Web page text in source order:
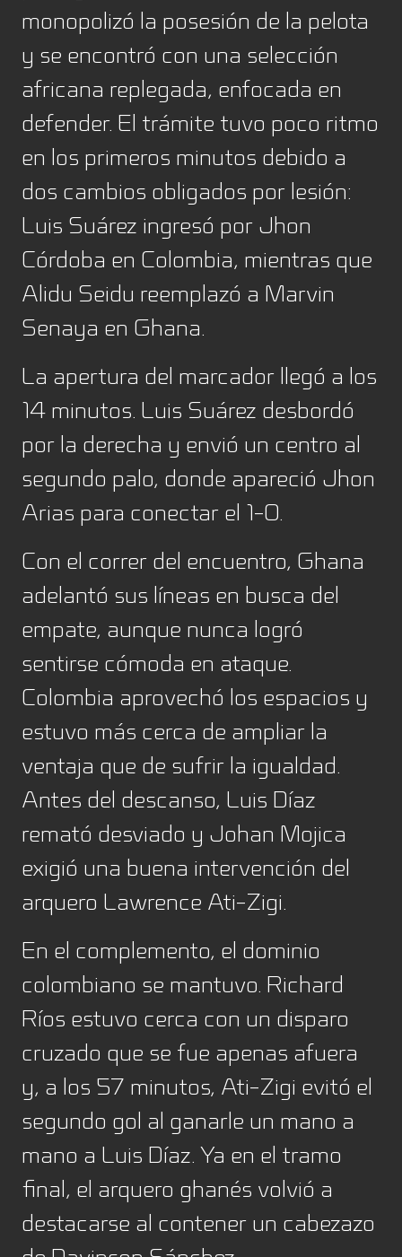
monopolizó la posesión de la pelota
y se encontró con una selección
africana replegada, enfocada en
defender. El trámite tuvo poco ritmo
en los primeros minutos debido a
dos cambios obligados por lesión:
Luis Suárez ingresó por Jhon
Córdoba en Colombia, mientras que
Alidu Seidu reemplazó a Marvin
Senaya en Ghana.
La apertura del marcador llegó a los
14 minutos. Luis Suárez desbordó
por la derecha y envió un centro al
segundo palo, donde apareció Jhon
Arias para conectar el 1-0.
Con el correr del encuentro, Ghana
adelantó sus líneas en busca del
empate, aunque nunca logró
sentirse cómoda en ataque.
Colombia aprovechó los espacios y
estuvo más cerca de ampliar la
ventaja que de sufrir la igualdad.
Antes del descanso, Luis Díaz
remató desviado y Johan Mojica
exigió una buena intervención del
arquero Lawrence Ati-Zigi.
En el complemento, el dominio
colombiano se mantuvo. Richard
Ríos estuvo cerca con un disparo
cruzado que se fue apenas afuera
y, a los 57 minutos, Ati-Zigi evitó el
segundo gol al ganarle un mano a
mano a Luis Díaz. Ya en el tramo
final, el arquero ghanés volvió a
destacarse al contener un cabezazo